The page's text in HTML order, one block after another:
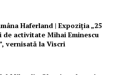
Haferland | Expoziţia „25
de activitate Mihai Eminescu
vernisată la Viscri